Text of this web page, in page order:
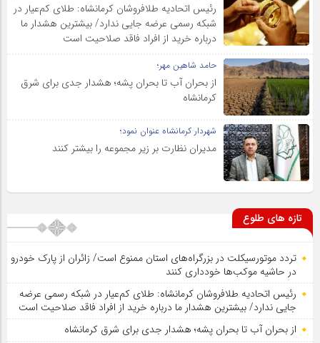
رئیس اتحادیه طلافروشان کرمانشاه: طلای کم‌عیار در
شبکه رسمی عرضه جایی ندارد/ بیشترین هشدار ما
درباره خرید از افراد فاقد صلاحیت است
حامد شاهین مهر؛
از بحران آب تا بحران پشه؛ هشدار جدی برای شرق
کرمانشاه
شهردار کرمانشاه عنوان نمود؛
مدیران نظارت بر زیر مجموعه را بیشتر کنند
تازه های طلوع
تردد موتورسیکلت در بزرگراه‌های استان ممنوع است/ زائران از پارک خودرو
در حاشیه موکب‌ها خودداری کنند
رئیس اتحادیه طلافروشان کرمانشاه: طلای کم‌عیار در شبکه رسمی عرضه
جایی ندارد/ بیشترین هشدار ما درباره خرید از افراد فاقد صلاحیت است
از بحران آب تا بحران پشه؛ هشدار جدی برای شرق کرمانشاه